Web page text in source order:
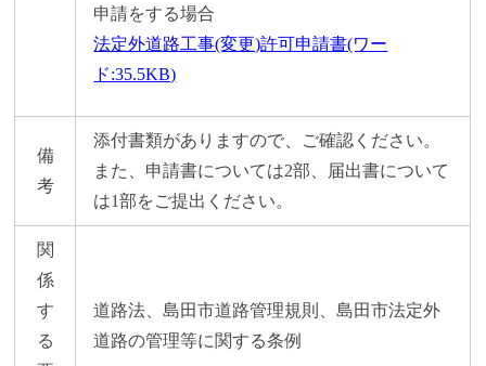
申請をする場合
法定外道路工事(変更)許可申請書(ワー
ド:35.5KB)
備
考
添付書類がありますので、ご確認ください。
また、申請書については2部、届出書について
は1部をご提出ください。
関
係
す
る
道路法、島田市道路管理規則、島田市法定外
道路の管理等に関する条例